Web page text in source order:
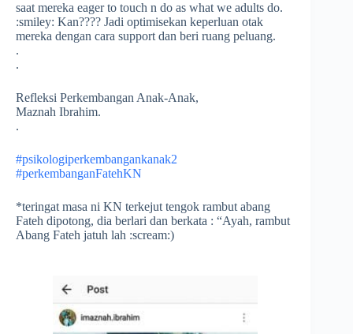
saat mereka eager to touch n do as what we adults do.
:smiley: Kan???? Jadi optimisekan keperluan otak
mereka dengan cara support dan beri ruang peluang.
.
.
Refleksi Perkembangan Anak-Anak,
Maznah Ibrahim.
.
#psikologiperkembangankanak2
#perkembanganFatehKN
*teringat masa ni KN terkejut tengok rambut abang
Fateh dipotong, dia berlari dan berkata : “Ayah, rambut
Abang Fateh jatuh lah :scream:)